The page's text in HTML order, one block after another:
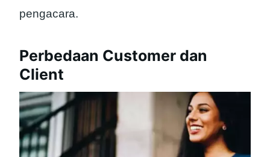
pengacara.
Perbedaan Customer dan
Client